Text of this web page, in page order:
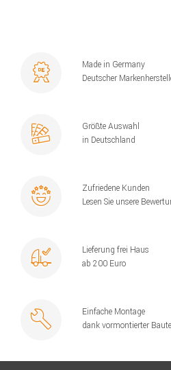
Made in Germany
Deutscher
Größte Auswahl
in Deutschland
Zufriedene Kunden
Lesen Sie unsere
Lieferung frei Haus
ab 200 Euro
Einfache Montage
dank vormontierter